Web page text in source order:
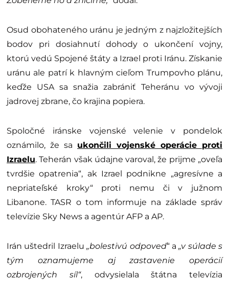
Osud obohateného uránu je jedným z najzložitejších
bodov pri dosiahnutí dohody o ukončení vojny,
ktorú vedú Spojené štáty a Izrael proti Iránu. Získanie
uránu ale patrí k hlavným cieľom Trumpovho plánu,
keďže USA sa snažia zabrániť Teheránu vo vývoji
jadrovej zbrane, čo krajina popiera.
Spoločné iránske vojenské velenie v pondelok
oznámilo, že sa ukončili vojenské operácie proti
Izraelu. Teherán však údajne varoval, že prijme „oveľa
tvrdšie opatrenia“, ak Izrael podnikne „agresívne a
nepriateľské kroky“ proti nemu či v južnom
Libanone. TASR o tom informuje na základe správ
televízie Sky News a agentúr AFP a AP.
Irán uštedril Izraelu„bolestivú odpoveď“ a„v súlade s
tým oznamujeme aj zastavenie operácií
ozbrojených síl“, odvysielala štátna televízia